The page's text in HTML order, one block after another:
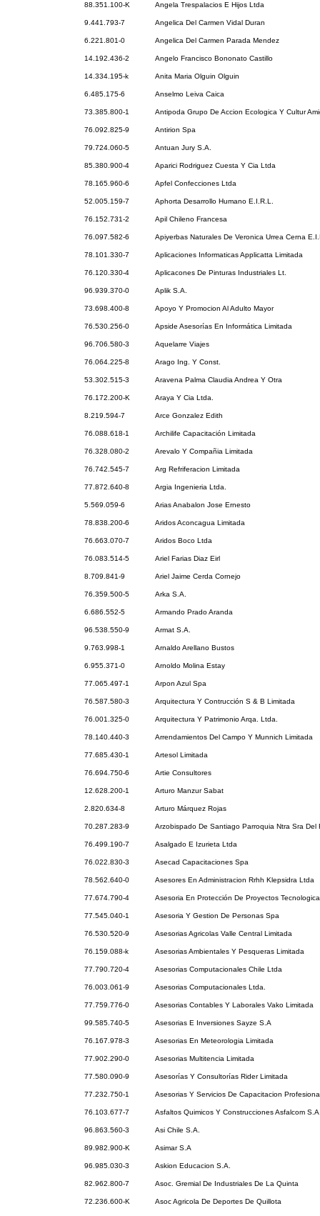
88.351.100-K Angela Trespalacios E Hijos Ltda
9.441.793-7 Angelica Del Carmen Vidal Duran
6.221.801-0 Angelica Del Carmen Parada Mendez
14.192.436-2 Angelo Francisco Bononato Castillo
14.334.195-k Anita Maria Olguin Olguin
6.485.175-6 Anselmo Leiva Caica
73.385.800-1 Antipoda Grupo De Accion Ecologica Y Cultur
76.092.825-9 Antirion Spa
79.724.060-5 Antuan Jury S.A.
85.380.900-4 Aparici Rodriguez Cuesta Y Cia Ltda
78.165.960-6 Apfel Confecciones Ltda
52.005.159-7 Aphorta Desarrollo Humano E.I.R.L.
76.152.731-2 Apil Chileno Francesa
76.097.582-6 Apiyerbas Naturales De Veronica Urrea Cerna
78.101.330-7 Aplicaciones Informaticas Applicatta Limitada
76.120.330-4 Aplicacones De Pinturas Industriales Lt.
96.939.370-0 Aplik S.A.
73.698.400-8 Apoyo Y Promocion Al Adulto Mayor
76.530.256-0 Apside Asesorías En Informática Limitada
96.706.580-3 Aquelarre Viajes
76.064.225-8 Arago Ing. Y Const.
53.302.515-3 Aravena Palma Claudia Andrea Y Otra
76.172.200-K Araya Y Cia Ltda.
8.219.594-7 Arce Gonzalez Edith
76.088.618-1 Archilife Capacitación Limitada
76.328.080-2 Arevalo Y Compañia Limitada
76.742.545-7 Arg Refriferacion Limitada
77.872.640-8 Argia Ingenieria Ltda.
5.569.059-6 Arias Anabalon Jose Ernesto
78.838.200-6 Aridos Aconcagua Limitada
76.663.070-7 Aridos Boco Ltda
76.083.514-5 Ariel Farias Diaz Eirl
8.709.841-9 Ariel Jaime Cerda Cornejo
76.359.500-5 Arka S.A.
6.686.552-5 Armando Prado Aranda
96.538.550-9 Armat S.A.
9.763.998-1 Arnaldo Arellano Bustos
6.955.371-0 Arnoldo Molina Estay
77.065.497-1 Arpon Azul Spa
76.587.580-3 Arquitectura Y Contrucción S & B Limitada
76.001.325-0 Arquitectura Y Patrimonio Arqa. Ltda.
78.140.440-3 Arrendamientos Del Campo Y Munnich Limitada
77.685.430-1 Artesol Limitada
76.694.750-6 Artie Consultores
12.628.200-1 Arturo Manzur Sabat
2.820.634-8 Arturo Márquez Rojas
70.287.283-9 Arzobispado De Santiago Parroquia Ntra Sra Del
76.499.190-7 Asalgado E Izurieta Ltda
76.022.830-3 Asecad Capacitaciones Spa
78.562.640-0 Asesores En Administracion Rrhh Klepsidra Ltda
77.674.790-4 Asesoria En Protección De Proyectos
77.545.040-1 Asesoria Y Gestion De Personas Spa
76.530.520-9 Asesorias Agricolas Valle Central Limitada
76.159.088-k Asesorias Ambientales Y Pesqueras Limitada
77.790.720-4 Asesorias Computacionales Chile Ltda
76.003.061-9 Asesorias Computacionales Ltda.
77.759.776-0 Asesorias Contables Y Laborales Vako Limitada
99.585.740-5 Asesorias E Inversiones Sayze S.A
76.167.978-3 Asesorias En Meteorologia Limitada
77.902.290-0 Asesorias Multitencia Limitada
77.580.090-9 Asesorías Y Consultorías Rider Limitada
77.232.750-1 Asesorias Y Servicios De Capacitacion
76.103.677-7 Asfaltos Quimicos Y Construcciones Asfalcom
96.863.560-3 Asi Chile S.A.
89.982.900-K Asimar S.A
96.985.030-3 Askion Educacion S.A.
82.962.800-7 Asoc. Gremial De Industriales De La Quinta
72.236.600-K Asoc Agricola De Deportes De Quillota